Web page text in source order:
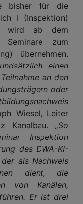
bisher für die
I (Inspektion)
wird ab dem
zum
übernehmen.
einen
an den
oder
Wiesel, Leiter
Kanalbau. „So
Inspektion
des DWA-KI-
als Nachweis
dient, die
von Kanälen,
Er ist drei